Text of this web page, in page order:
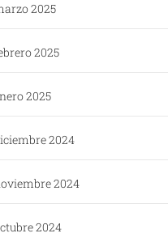
2025
2025
2025
2024
2024
2024